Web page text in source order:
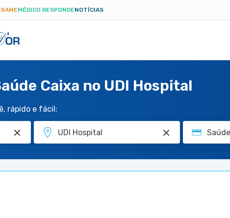
MÉDICO RESPONDENOTÍCIAS
Caixa no UDI Hospital
rápido e fácil: